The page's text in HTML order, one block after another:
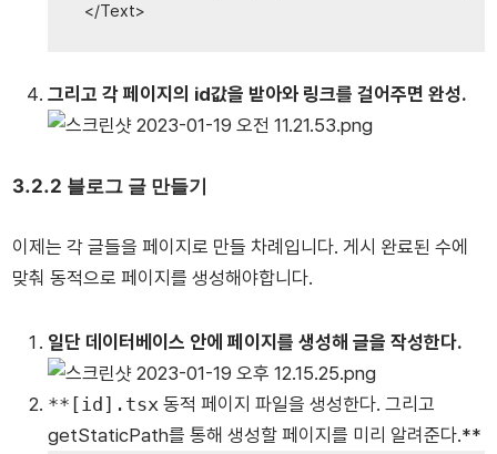
</Text>
그리고 각 페이지의 id값을 받아와 링크를 걸어주면 완성.
3.2.2 블로그 글 만들기
이제는 각 글들을 페이지로 만들 차례입니다. 게시 완료된 수에
맞춰 동적으로 페이지를 생성해야합니다.
일단 데이터베이스 안에 페이지를 생성해 글을 작성한다.
**[id].tsx 동적 페이지 파일을 생성한다. 그리고
getStaticPath를 통해 생성할 페이지를 미리 알려준다.**